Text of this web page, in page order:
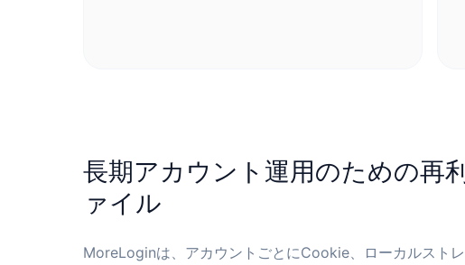
長期アカウント運用のための再
ァイル
MoreLoginは、アカウントごとにCookie、ローカルスト